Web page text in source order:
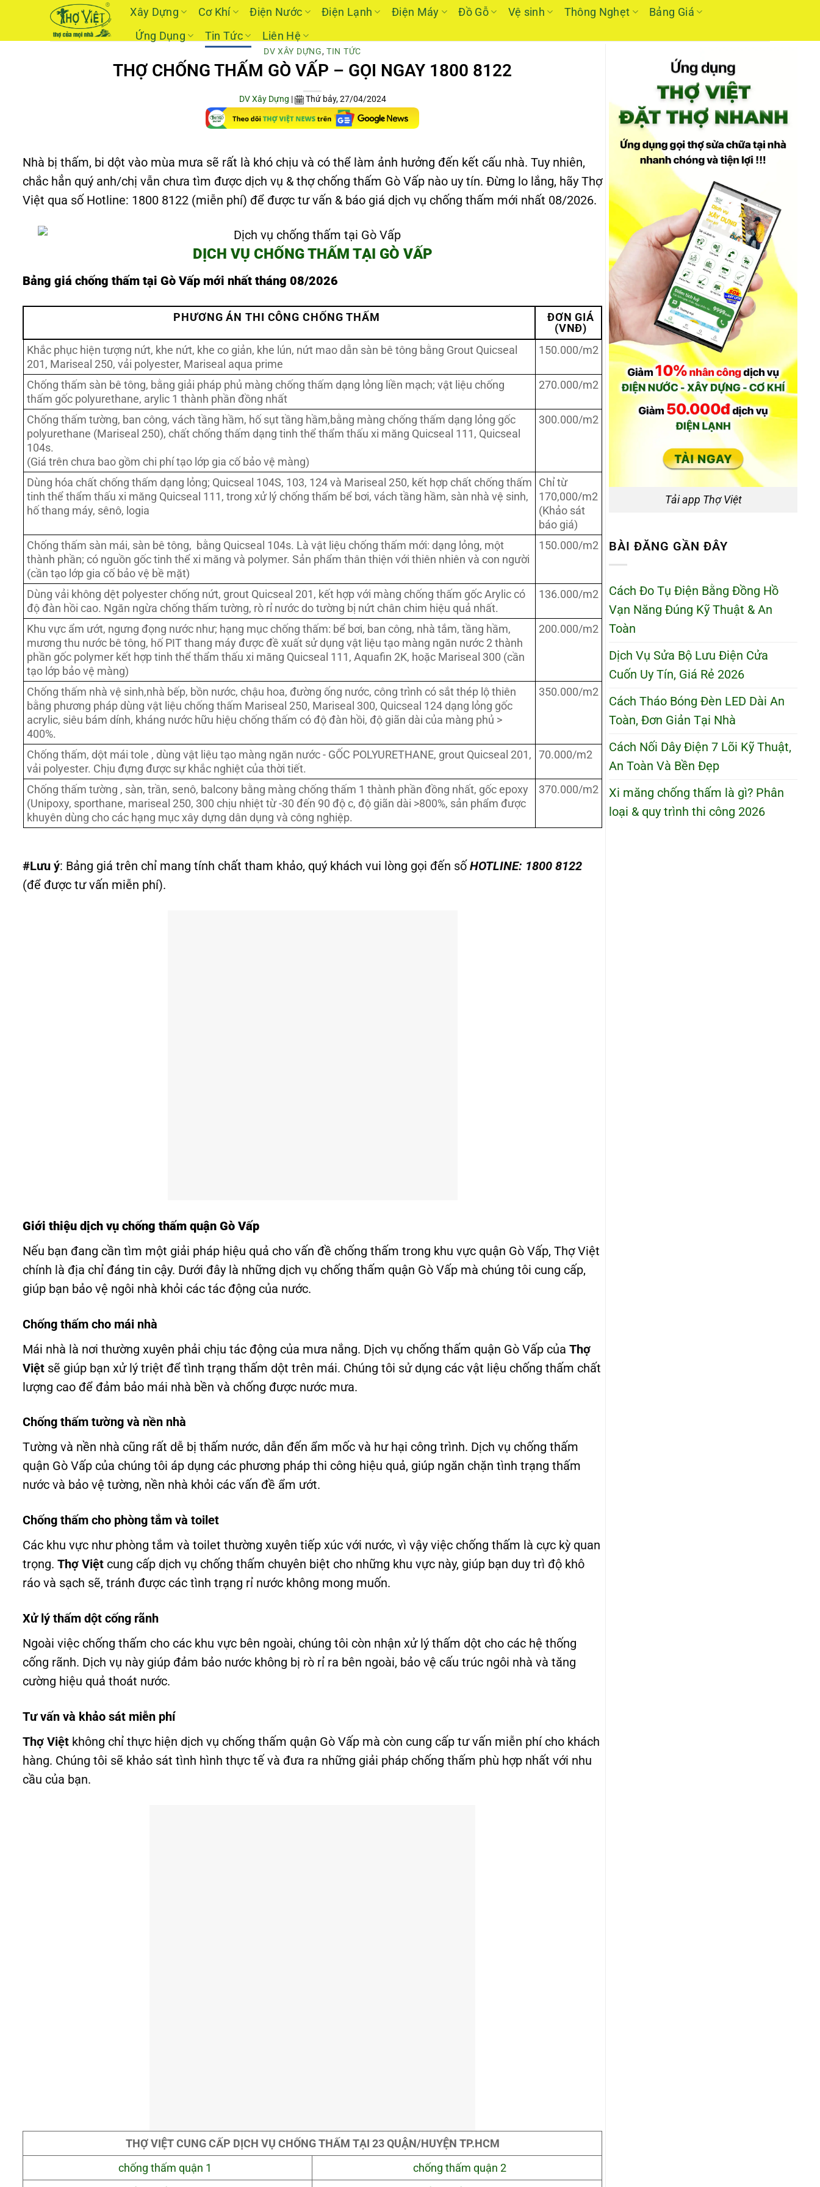
Xây Dựng Cơ Khí Điện Nước Điện Lạnh Điện Máy Đồ Gỗ Vệ sinh Thông Nghẹt
Bảng Giá
Ứng Dụng
Tin Tức Liên Hệ
DV XÂY DỰNG,TIN TỨC
THỢ CHỐNG THẤM GÒ VẤP – GỌI NGAY 1800 8122
DV Xây Dựng | Thứ bảy, 27/04/2024
Nhà bị thấm, bi dột vào mùa mưa sẽ rất là khó chịu và có thể làm ảnh hưởng đến kết cấu nhà. Tuy nhiên,
chắc hẳn quý anh/chị vẫn chưa tìm được dịch vụ & thợ chống thấm Gò Vấp nào uy tín. Đừng lo lắng, hãy Thợ
Việt qua số Hotline: 1800 8122 (miễn phí) để được tư vấn & báo giá dịch vụ chống thấm mới nhất 08/2026.
DỊCH VỤ CHỐNG THẤM TẠI GÒ VẤP
Bảng giá chống thấm tại Gò Vấp mới nhất tháng 08/2026
PHƯƠNG ÁN THI CÔNG CHỐNG THẤM
ĐƠN GIÁ
(VNĐ)
Khắc phục hiện tượng nứt, khe nứt, khe co giản, khe lún, nứt mao dẫn sàn bê tông bằng Grout Quicseal
201, Mariseal 250, vải polyester, Mariseal aqua prime
150.000/m2
Chống thấm sàn bê tông, bằng giải pháp phủ màng chống thấm dạng lỏng liền mạch; vật liệu chống
thấm gốc polyurethane, arylic 1 thành phần đồng nhất
270.000/m2
Chống thấm tường, ban công, vách tầng hầm, hố sụt tầng hầm,bằng màng chống thấm dạng lỏng gốc
polyurethane (Mariseal 250), chất chống thấm dạng tinh thể thẩm thấu xi măng Quicseal 111, Quicseal
104s.
(Giá trên chưa bao gồm chi phí tạo lớp gia cố bảo vệ màng)
300.000/m2
Dùng hóa chất chống thấm dạng lỏng; Quicseal 104S, 103, 124 và Mariseal 250, kết hợp chất chống thấm
tinh thể thẩm thấu xi măng Quicseal 111, trong xử lý chống thấm bể bơi, vách tầng hầm, sàn nhà vệ sinh,
hố thang máy, sênô, logia
Chỉ từ
170,000/m2
(Khảo sát
báo giá)
Chống thấm sàn mái, sàn bê tông, bằng Quicseal 104s. Là vật liệu chống thấm mới: dạng lỏng, một
thành phần; có nguồn gốc tinh thể xi măng và polymer. Sản phẩm thân thiện với thiên nhiên và con người
(cần tạo lớp gia cố bảo vệ bề mặt)
150.000/m2
Dùng vải không dệt polyester chống nứt, grout Quicseal 201, kết hợp với màng chống thấm gốc Arylic có
độ đàn hồi cao. Ngăn ngừa chống thấm tường, rò rỉ nước do tường bị nứt chân chim hiệu quả nhất.
136.000/m2
Khu vực ẩm ướt, ngưng đọng nước như; hạng mục chống thấm: bể bơi, ban công, nhà tắm, tầng hầm,
mương thu nước bê tông, hố PIT thang máy được đề xuất sử dụng vật liệu tạo màng ngăn nước 2 thành
phần gốc polymer kết hợp tinh thể thẩm thấu xi măng Quicseal 111, Aquafin 2K, hoặc Mariseal 300 (cần
tạo lớp bảo vệ màng)
200.000/m2
Chống thấm nhà vệ sinh,nhà bếp, bồn nước, chậu hoa, đường ống nước, công trình có sắt thép lộ thiên
bằng phương pháp dùng vật liệu chống thấm Mariseal 250, Mariseal 300, Quicseal 124 dạng lỏng gốc
acrylic, siêu bám dính, kháng nước hữu hiệu chống thấm có độ đàn hồi, độ giãn dài của màng phủ >
400%.
350.000/m2
Chống thấm, dột mái tole , dùng vật liệu tạo màng ngăn nước - GỐC POLYURETHANE, grout Quicseal 201,
vải polyester. Chịu đựng được sự khắc nghiệt của thời tiết.
70.000/m2
Chống thấm tường , sàn, trần, senô, balcony bằng màng chống thấm 1 thành phần đồng nhất, gốc epoxy
(Unipoxy, sporthane, mariseal 250, 300 chịu nhiệt từ -30 đến 90 độ c, độ giãn dài >800%, sản phẩm được
khuyên dùng cho các hạng mục xây dựng dân dụng và công nghiệp.
370.000/m2
#Lưu ý: Bảng giá trên chỉ mang tính chất tham khảo, quý khách vui lòng gọi đến số HOTLINE: 1800 8122
(để được tư vấn miễn phí).
Giới thiệu dịch vụ chống thấm quận Gò Vấp
Nếu bạn đang cần tìm một giải pháp hiệu quả cho vấn đề chống thấm trong khu vực quận Gò Vấp, Thợ Việt
chính là địa chỉ đáng tin cậy. Dưới đây là những dịch vụ chống thấm quận Gò Vấp mà chúng tôi cung cấp,
giúp bạn bảo vệ ngôi nhà khỏi các tác động của nước.
Chống thấm cho mái nhà
Mái nhà là nơi thường xuyên phải chịu tác động của mưa nắng. Dịch vụ chống thấm quận Gò Vấp của Thợ
Việt sẽ giúp bạn xử lý triệt để tình trạng thấm dột trên mái. Chúng tôi sử dụng các vật liệu chống thấm chất
lượng cao để đảm bảo mái nhà bền và chống được nước mưa.
Chống thấm tường và nền nhà
Tường và nền nhà cũng rất dễ bị thấm nước, dẫn đến ẩm mốc và hư hại công trình. Dịch vụ chống thấm
quận Gò Vấp của chúng tôi áp dụng các phương pháp thi công hiệu quả, giúp ngăn chặn tình trạng thấm
nước và bảo vệ tường, nền nhà khỏi các vấn đề ẩm ướt.
Chống thấm cho phòng tắm và toilet
Các khu vực như phòng tắm và toilet thường xuyên tiếp xúc với nước, vì vậy việc chống thấm là cực kỳ quan
trọng. Thợ Việt cung cấp dịch vụ chống thấm chuyên biệt cho những khu vực này, giúp bạn duy trì độ khô
ráo và sạch sẽ, tránh được các tình trạng rỉ nước không mong muốn.
Xử lý thấm dột cống rãnh
Ngoài việc chống thấm cho các khu vực bên ngoài, chúng tôi còn nhận xử lý thấm dột cho các hệ thống
cống rãnh. Dịch vụ này giúp đảm bảo nước không bị rò rỉ ra bên ngoài, bảo vệ cấu trúc ngôi nhà và tăng
cường hiệu quả thoát nước.
Tư vấn và khảo sát miễn phí
Thợ Việt không chỉ thực hiện dịch vụ chống thấm quận Gò Vấp mà còn cung cấp tư vấn miễn phí cho khách
hàng. Chúng tôi sẽ khảo sát tình hình thực tế và đưa ra những giải pháp chống thấm phù hợp nhất với nhu
cầu của bạn.
THỢ VIỆT CUNG CẤP DỊCH VỤ CHỐNG THẤM TẠI 23 QUẬN/HUYỆN TP.HCM
chống thấm quận 1
chống thấm quận 2
Tải app Thợ Việt
BÀI ĐĂNG GẦN ĐÂY
Cách Đo Tụ Điện Bằng Đồng Hồ
Vạn Năng Đúng Kỹ Thuật & An
Toàn
Dịch Vụ Sửa Bộ Lưu Điện Cửa
Cuốn Uy Tín, Giá Rẻ 2026
Cách Tháo Bóng Đèn LED Dài An
Toàn, Đơn Giản Tại Nhà
Cách Nối Dây Điện 7 Lõi Kỹ Thuật,
An Toàn Và Bền Đẹp
Xi măng chống thấm là gì? Phân
loại & quy trình thi công 2026